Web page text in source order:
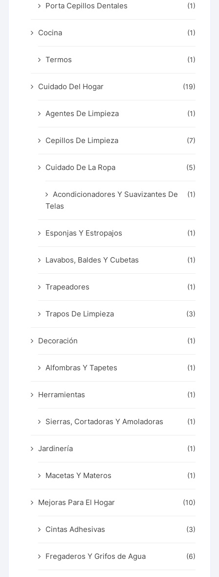
Porta Cepillos Dentales (1)
Cocina (1)
Termos (1)
Cuidado Del Hogar (19)
Agentes De Limpieza (1)
Cepillos De Limpieza (7)
Cuidado De La Ropa (5)
Acondicionadores Y Suavizantes De
Telas
(1)
Esponjas Y Estropajos (1)
Lavabos, Baldes Y Cubetas (1)
Trapeadores (1)
Trapos De Limpieza (3)
Decoración (1)
Alfombras Y Tapetes (1)
Herramientas (1)
Sierras, Cortadoras Y Amoladoras (1)
Jardinería (1)
Macetas Y Materos (1)
Mejoras Para El Hogar (10)
Cintas Adhesivas (3)
Fregaderos Y Grifos de Agua (6)